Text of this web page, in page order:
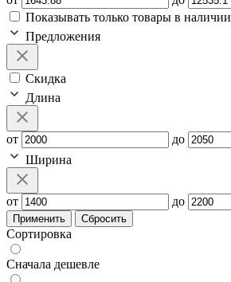
Показывать только товары в наличии
Предложения
Скидка
Длина
от
до
Ширина
от до
Применить Сбросить
Сортировка
Сначала дешевле